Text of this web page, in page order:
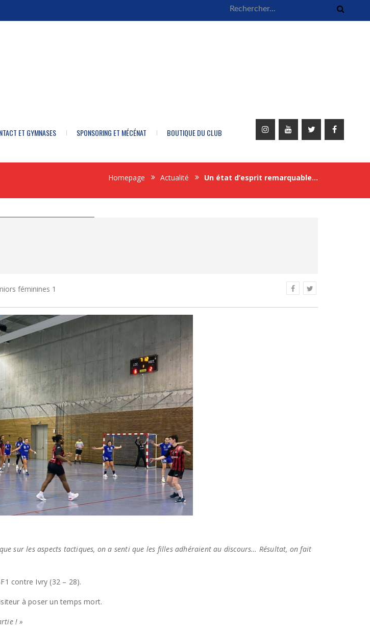
ET GYMNASES SPONSORING ET MÉCÉNAT BOUTIQUE DU CLUB
Homepage Actualité Un état d’esprit remarquable…
féminines 1
sur les aspects tactiques, on a senti que les filles adhéraient au discours… Résultat, on fait
contre Ivry (32 – 28).
à poser un temps mort.
! »